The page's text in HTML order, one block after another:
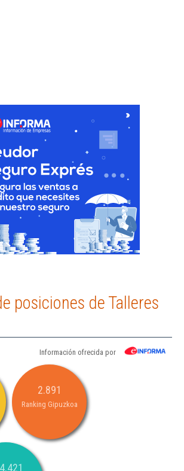
posiciones de Talleres
Información ofrecida por
2.891
Ranking Gipuzkoa